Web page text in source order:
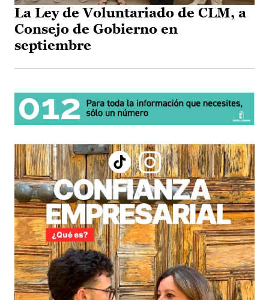
La Ley de Voluntariado de CLM, a
Consejo de Gobierno en
septiembre